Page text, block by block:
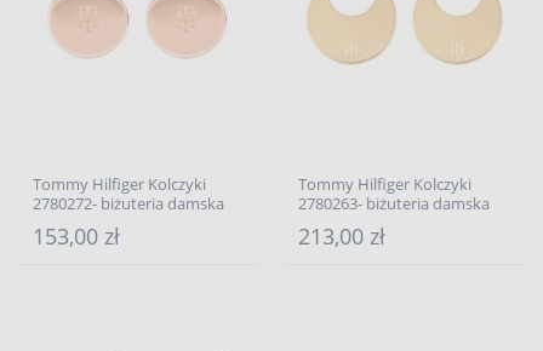
Tommy Hilfiger Kolczyki
2780272- biżuteria damska
153,00 zł
Tommy Hilfiger Kolczyki
2780263- biżuteria damska
213,00 zł